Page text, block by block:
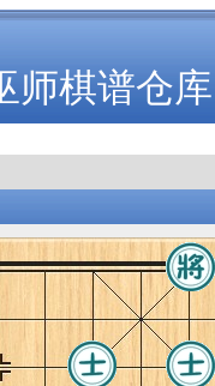
师棋谱仓库